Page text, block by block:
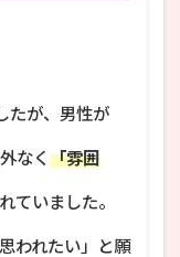
たが、男性が
なく 「雰囲
ていました。
われたい」と願